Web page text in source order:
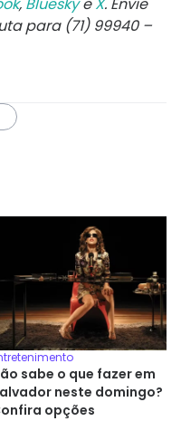
, BlueskyeX. Envie
para (71) 99940 –
sabe o que fazer em
neste domingo?
opções